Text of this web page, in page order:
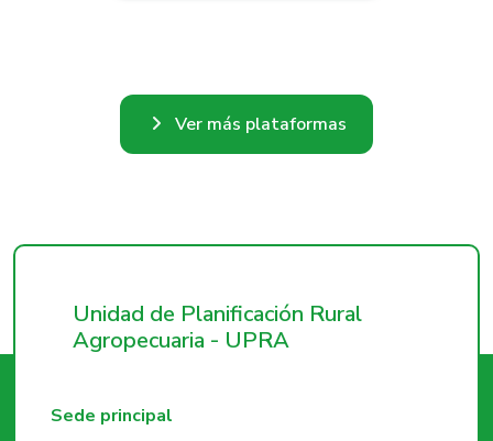
Ver más plataformas
Unidad de Planificación Rural
Agropecuaria - UPRA
Sede principal